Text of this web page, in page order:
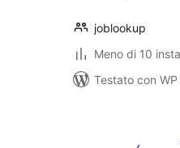
joblookup
Meno di 10
Testato con WP